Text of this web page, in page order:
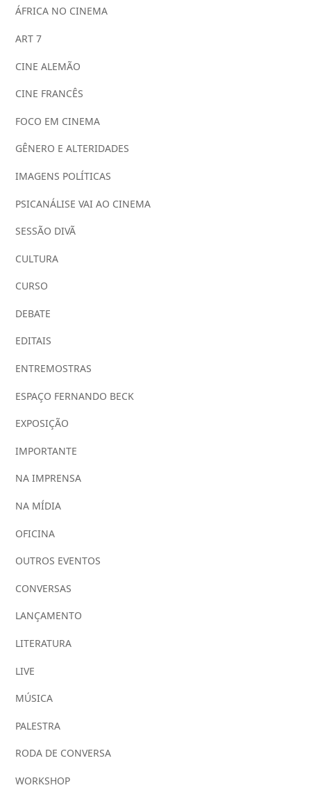
ÁFRICA NO CINEMA
ART 7
CINE ALEMÃO
CINE FRANCÊS
FOCO EM CINEMA
GÊNERO E ALTERIDADES
IMAGENS POLÍTICAS
PSICANÁLISE VAI AO CINEMA
SESSÃO DIVÃ
CULTURA
CURSO
DEBATE
EDITAIS
ENTREMOSTRAS
ESPAÇO FERNANDO BECK
EXPOSIÇÃO
IMPORTANTE
NA IMPRENSA
NA MÍDIA
OFICINA
OUTROS EVENTOS
CONVERSAS
LANÇAMENTO
LITERATURA
LIVE
MÚSICA
PALESTRA
RODA DE CONVERSA
WORKSHOP